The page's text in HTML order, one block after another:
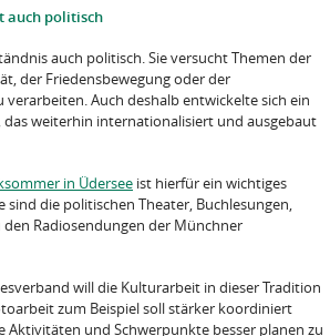
auch politisch
auch politisch. Sie versucht Themen der
der Friedensbewegung oder der
Auch deshalb entwickelte sich ein
weiterhin internationalisiert und ausgebaut
in Üdersee ist hierfür ein wichtiges
sind die politischen Theater, Buchlesungen,
Radiosendungen der Münchner
will die Kulturarbeit in dieser Tradition
zum Beispiel soll stärker koordiniert
Aktivitäten und Schwerpunkte besser planen zu